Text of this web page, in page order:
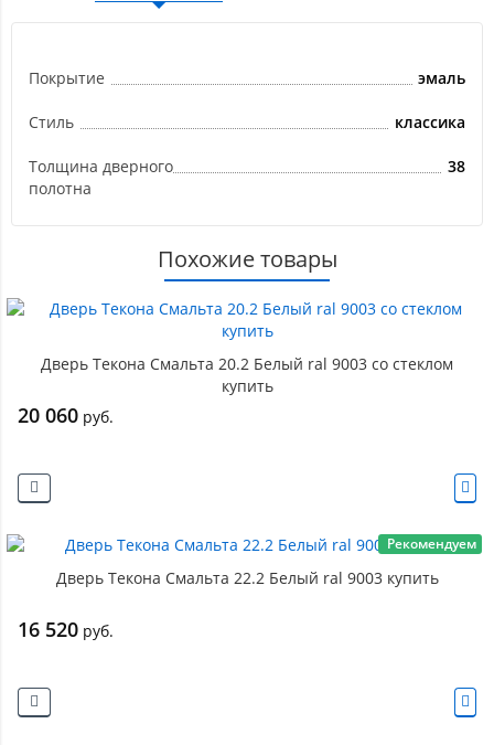
Покрытие эмаль
Стиль классика
Толщина дверного
полотна
38
Похожие товары
Дверь Текона Смальта 20.2 Белый ral 9003 со стеклом
купить
20 060 руб.
Рекомендуем
Дверь Текона Смальта 22.2 Белый ral 9003 купить
16 520 руб.